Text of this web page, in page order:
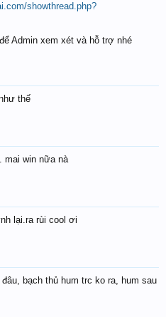
showthread.php?
Admin xem xét và hỗ trợ nhé
thế
mai win nữa nà
lại.ra rùi cool ơi
bạch thủ hum trc ko ra, hum sau